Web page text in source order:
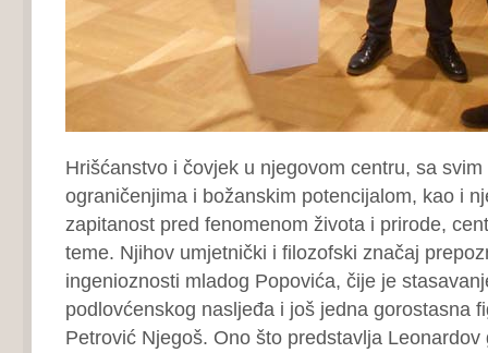
Hrišćanstvo i čovjek u njegovom centru, sa svim
ograničenjima i božanskim potencijalom, kao i
zapitanost pred fenomenom života i prirode,
teme. Njihov umjetnički i filozofski značaj
ingenioznosti mladog Popovića, čije je
podlovćenskog nasljeđa i još jedna gorostasna
Petrović Njegoš. Ono što predstavlja Leonardov